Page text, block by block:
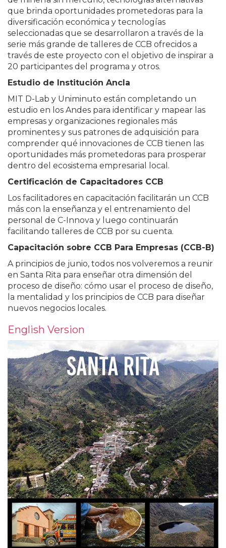
que brinda oportunidades prometedoras para la
diversificación económica y tecnologías
seleccionadas que se desarrollaron a través de la
serie más grande de talleres de CCB ofrecidos a
través de este proyecto con el objetivo de inspirar a
20 participantes del programa y otros.
Estudio de Institución Ancla
MIT D-Lab y Uniminuto están completando un
estudio en los Andes para identificar y mapear las
empresas y organizaciones regionales más
prominentes y sus patrones de adquisición para
comprender qué innovaciones de CCB tienen las
oportunidades más prometedoras para prosperar
dentro del ecosistema empresarial local.
Certificación de Capacitadores CCB
Los facilitadores en capacitación facilitarán un CCB
más con la enseñanza y el entrenamiento del
personal de C-Innova y luego continuarán
facilitando talleres de CCB por su cuenta.
Capacitación sobre CCB Para Empresas (CCB-B)
A principios de junio, todos nos volveremos a reunir
en Santa Rita para enseñar otra dimensión del
proceso de diseño: cómo usar el proceso de diseño,
la mentalidad y los principios de CCB para diseñar
nuevos negocios locales.
English Version